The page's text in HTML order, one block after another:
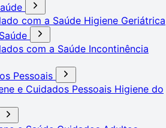
com a Saúde Higiene Geriátrica
com a Saúde Incontinência
Pessoais
e Cuidados Pessoais Higiene do